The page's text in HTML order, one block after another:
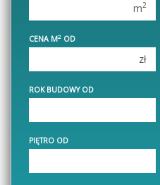
3 pokoje
4 pokoje
6 pokoi
m2
CENA M2 OD
zł
ROK BUDOWY OD
PIĘTRO OD